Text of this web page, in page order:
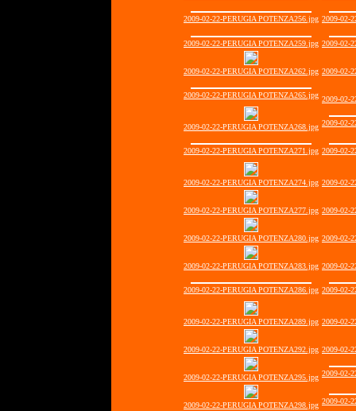
2009-02-22-PERUGIA POTENZA256.jpg 2009-02-
2009-02-22-PERUGIA POTENZA259.jpg 2009-02-
2009-02-22-PERUGIA POTENZA262.jpg 2009-02-
2009-02-22-PERUGIA POTENZA265.jpg 2009-02-
2009-02-22-PERUGIA POTENZA268.jpg 2009-02-
2009-02-22-PERUGIA POTENZA271.jpg 2009-02-
2009-02-22-PERUGIA POTENZA274.jpg 2009-02-
2009-02-22-PERUGIA POTENZA277.jpg 2009-02-
2009-02-22-PERUGIA POTENZA280.jpg 2009-02-
2009-02-22-PERUGIA POTENZA283.jpg 2009-02-
2009-02-22-PERUGIA POTENZA286.jpg 2009-02-
2009-02-22-PERUGIA POTENZA289.jpg 2009-02-
2009-02-22-PERUGIA POTENZA292.jpg 2009-02-
2009-02-22-PERUGIA POTENZA295.jpg 2009-02-
2009-02-22-PERUGIA POTENZA298.jpg 2009-02-